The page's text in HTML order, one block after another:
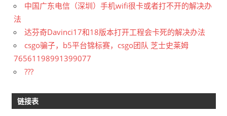
中国广东电信（深圳）手机wifi很卡或者打不开的解决办
法
达芬奇Davinci17和18版本打开工程会卡死的解决办法
csgo骗子，b5平台锦标赛，csgo团队 芝士史莱姆
76561198991399077
???
链接表